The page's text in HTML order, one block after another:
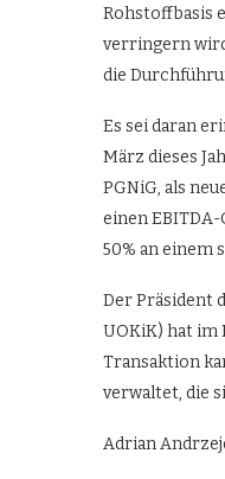
Rohstoffbasis
verringern
die
Es sei daran
März dieses
PGNiG, als
einen
50% an einem
Der Präsident
UOKiK) hat im
Transaktion
verwaltet, die
Adrian